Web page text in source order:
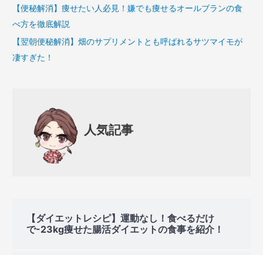
【便秘解消】痩せたい人必見！嫌でも痩せるオールブランの食
べ方を徹底解説
【翌朝便秘解消】畑のサプリメントとも呼ばれるサツマイモが
凄すぎた！
人気記事
【ダイエットレシピ】運動なし！食べるだけ
で-23kg痩せた腸活ダイエットの食事を紹介！